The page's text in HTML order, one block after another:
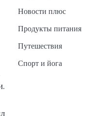
Новости плюс
Продукты питания
Путешествия
Спорт и йога